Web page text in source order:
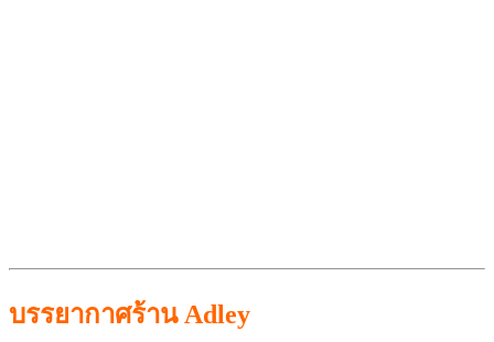
บรรยากาศร้าน Adley